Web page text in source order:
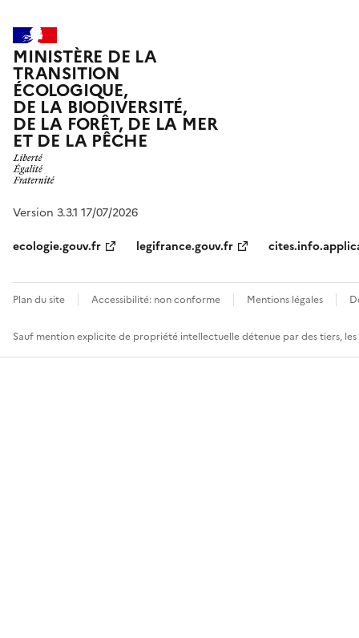
MINISTÈRE DE LA
TRANSITION
ÉCOLOGIQUE,
DE LA BIODIVERSITÉ,
DE LA FORÊT, DE LA MER
ET DE LA PÊCHE
Version 3.3.1 17/07/2026
ecologie.gouv.fr
legifrance.gouv.fr
Plan du site Accessibilité: non conforme Mentions légales
Sauf mention explicite de propriété intellectuelle détenue par des tiers,